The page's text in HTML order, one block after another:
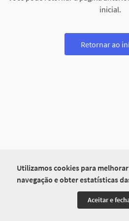
Utilizamos cookies para
navegação e obter estatísticas
Aceitar e
inicial.
Retornar ao